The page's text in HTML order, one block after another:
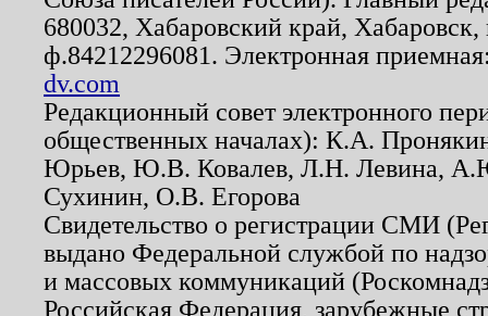
680032, Хабаровский край,
ф.84212296081. Электронная
dv.com
Редакционный совет электронного
общественных началах): К.А.
Юрьев, Ю.В. Ковалев, Л.Н. Левина,
Сухинин, О.В. Егорова
Свидетельство о регистрации СМИ
выдано Федеральной службой по
и массовых коммуникаций
Российская Федерация, зарубежные